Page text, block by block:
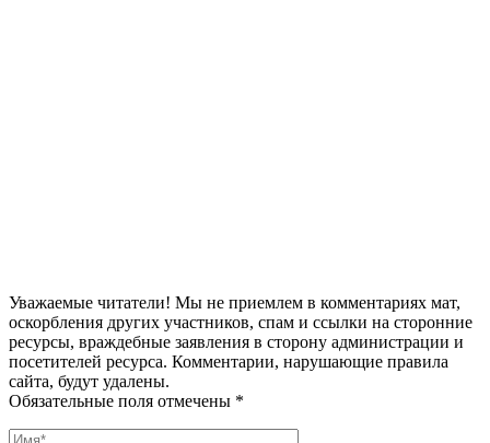
Уважаемые читатели! Мы не приемлем в комментариях мат,
оскорбления других участников, спам и ссылки на сторонние
ресурсы, враждебные заявления в сторону администрации и
посетителей ресурса. Комментарии, нарушающие правила
сайта, будут удалены.
Обязательные поля отмечены *